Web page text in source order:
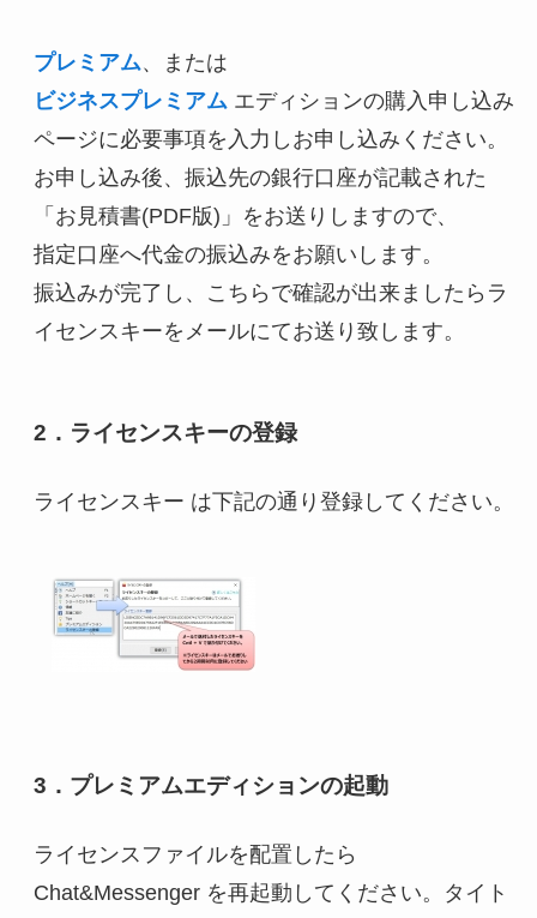
プレミアム、または
ビジネスプレミアム エディションの購入申し込み
ページに必要事項を入力しお申し込みください。
お申し込み後、振込先の銀行口座が記載された
「お見積書(PDF版)」をお送りしますので、
指定口座へ代金の振込みをお願いします。
振込みが完了し、こちらで確認が出来ましたらラ
イセンスキーをメールにてお送り致します。
2．ライセンスキーの登録
ライセンスキー は下記の通り登録してください。
3．プレミアムエディションの起動
ライセンスファイルを配置したら
Chat&Messenger を再起動してください。タイト